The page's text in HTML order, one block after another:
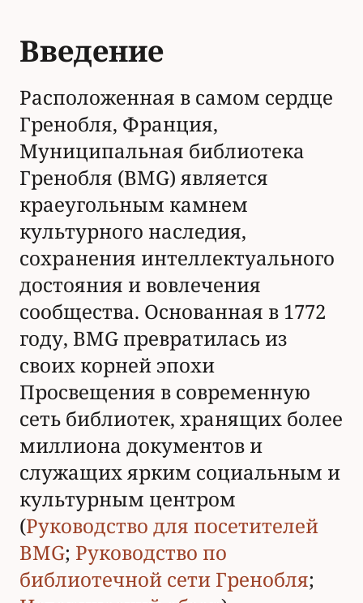
Введение
Расположенная в самом сердце
Гренобля, Франция,
Муниципальная библиотека
Гренобля (BMG) является
краеугольным камнем
культурного наследия,
сохранения интеллектуального
достояния и вовлечения
сообщества. Основанная в 1772
году, BMG превратилась из
своих корней эпохи
Просвещения в современную
сеть библиотек, хранящих более
миллиона документов и
служащих ярким социальным и
культурным центром
(Руководство для посетителей
BMG; Руководство по
библиотечной сети Гренобля;